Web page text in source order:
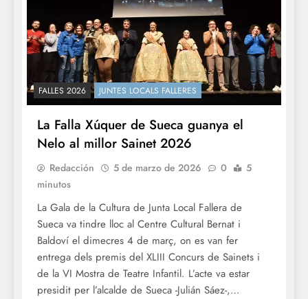
FALLES 2026 JUNTES LOCALS FALLERES
La Falla Xúquer de Sueca guanya el
Nelo al millor Sainet 2026
Redacción 5 de marzo de 2026 0
5
minutos
La Gala de la Cultura de Junta Local Fallera de
Sueca va tindre lloc al Centre Cultural Bernat i
Baldoví el dimecres 4 de març, on es van fer
entrega dels premis del XLIII Concurs de Sainets i
de la VI Mostra de Teatre Infantil. L’acte va estar
presidit per l’alcalde de Sueca -Julián Sáez-,…